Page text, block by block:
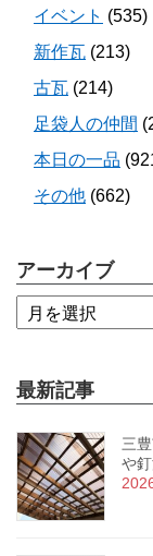
イベント (535)
新作瓦 (213)
古瓦 (214)
足袋人の仲間
本日の一品
その他 (662)
アーカイブ
最新記事
三
や